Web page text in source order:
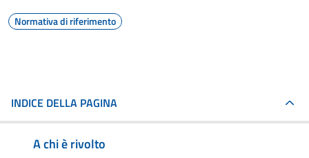
Normativa di riferimento
INDICE DELLA PAGINA
A chi è rivolto